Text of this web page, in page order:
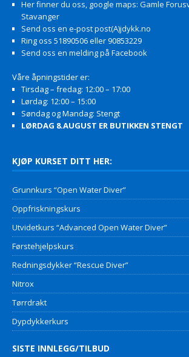
Her finner du oss, google maps: Gamle
Stavanger
Send oss en e-post post(A)jdykk.no
Ring oss 51890506 eller 90853229
Send oss en melding på Facebook
Våre åpningstider er:
Tirsdag – fredag: 12:00 – 17:00
Lørdag: 12:00 – 15:00
Søndag og Mandag: Stengt
LØRDAG 8.AUGUST ER BUTIKKEN STENGT
KJØP KURSET DITT HER:
Grunnkurs “Open Water Diver”
Oppfriskningskurs
Utvidetkurs “Advanced Open Water Diver”
Førstehjelpskurs
Redningsdykker “Rescue Diver”
Nitrox
Tørrdrakt
Dypdykkerkurs
SISTE INNLEGG/TILBUD